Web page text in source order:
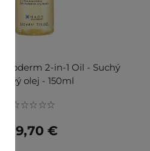
2-in-1 Oil - Suchý
telový olej - 150ml
19,70 €